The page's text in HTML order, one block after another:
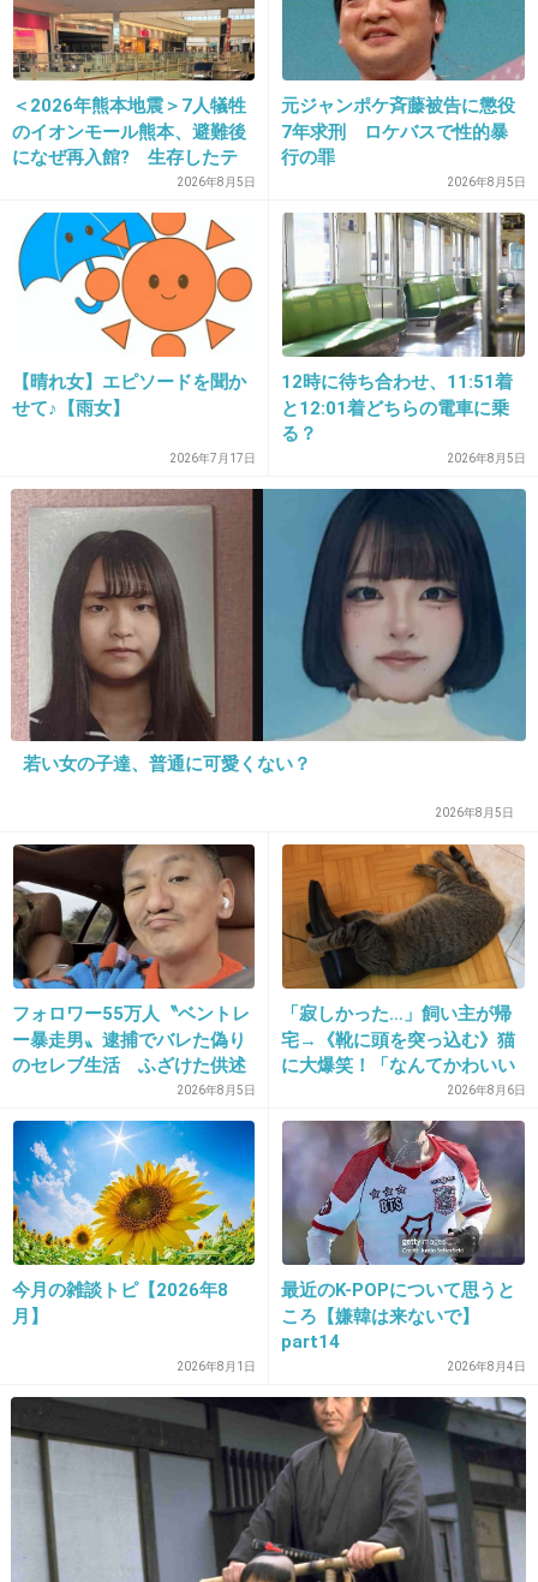
この女、最低
馬鹿な女だね
+219
大倉と食事に行ってたっていう目撃ツイートの
信憑性が低い
アクセサリーもファンなら同じもの買ってても
おかしくない
って事で前回の炎上はおさまった感じしたけど
実際のところは？？？
確実なのは売名って事くらい。
17. 匿名2013/12/03(火) 19:25:25
あら厚化粧
+145 -8
2013/12/03(火) 19:25:37
付き合っていた彼氏が私のステータス！って感
じ？
馬鹿な女。
+241 -7
大倉が恋とかしたい気持ちがわかるけど
せめていい女にして
+231 -6
＜2026年熊本地震＞7人犠牲
のイオンモール熊本、避難後
になぜ再入館? 生存したテ
ナント従業員ら証言、浮かび
上がる実態
2026年8月5日
元ジャンポケ斉藤被告に懲役
7年求刑 ロケバスで性的暴
行の罪
2026年8月5日
【晴れ女】エピソードを聞か
せて♪【雨女】
2026年7月17日
12時に待ち合わせ、11:51着
と12:01着どちらの電車に乗
る？
2026年8月5日
若い女の子達、普通に可愛くない？
2026年8月5日
フォロワー55万人〝ベントレ
ー暴走男〟逮捕でバレた偽り
のセレブ生活 ふざけた供述
2026年8月5日
「寂しかった…」飼い主が帰
宅→《靴に頭を突っ込む》猫
に大爆笑！「なんてかわいい
んだろう」「うちの猫もクサ
いものが好き」
2026年8月6日
今月の雑談トピ【2026年8
月】
2026年8月1日
最近のK-POPについて思うと
ころ【嫌韓は来ないで】
part14
2026年8月4日